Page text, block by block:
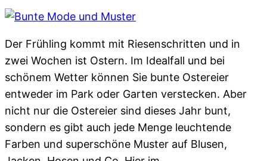
Der Frühling kommt mit Riesenschritten und in
zwei Wochen ist Ostern. Im Idealfall und bei
schönem Wetter können Sie bunte Ostereier
entweder im Park oder Garten verstecken. Aber
nicht nur die Ostereier sind dieses Jahr bunt,
sondern es gibt auch jede Menge leuchtende
Farben und superschöne Muster auf Blusen,